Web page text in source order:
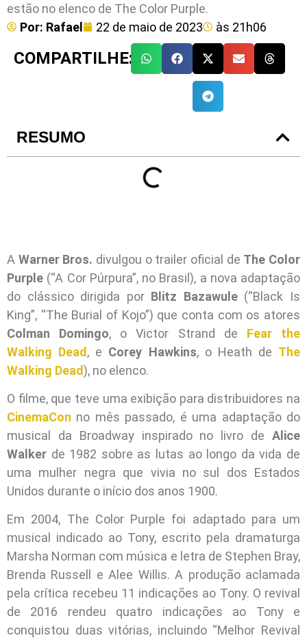
estão no elenco de The Color Purple.
Por: Rafael 22 de maio de 2023 às 21h06
COMPARTILHE:
RESUMO
A Warner Bros. divulgou o trailer oficial de The Color
Purple (“A Cor Púrpura”, no Brasil), a nova adaptação
do clássico dirigida por Blitz Bazawule(“Black Is
King”, “The Burial of Kojo”) que conta com os atores
Colman Domingo, o Victor Strand de Fear the
Walking Dead, e Corey Hawkins, o Heath de The
Walking Dead), no elenco.
O filme, que teve uma exibição para distribuidores na
CinemaCon no mês passado, é uma adaptação do
musical da Broadway inspirado no livro de Alice
Walker de 1982 sobre as lutas ao longo da vida de
uma mulher negra que vivia no sul dos Estados
Unidos durante o início dos anos 1900.
Em 2004, The Color Purple foi adaptado para um
musical indicado ao Tony, escrito pela dramaturga
Marsha Norman com música e letra de Stephen Bray,
Brenda Russell e Alee Willis. A produção aclamada
pela crítica recebeu 11 indicações ao Tony. O revival
de 2016 rendeu quatro indicações ao Tony e
conquistou duas vitórias, incluindo “Melhor Revival